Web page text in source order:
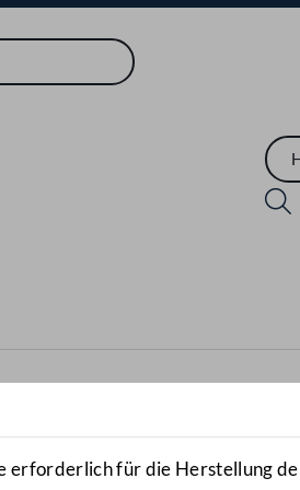
öffnen
erforderlich für die Herstellung